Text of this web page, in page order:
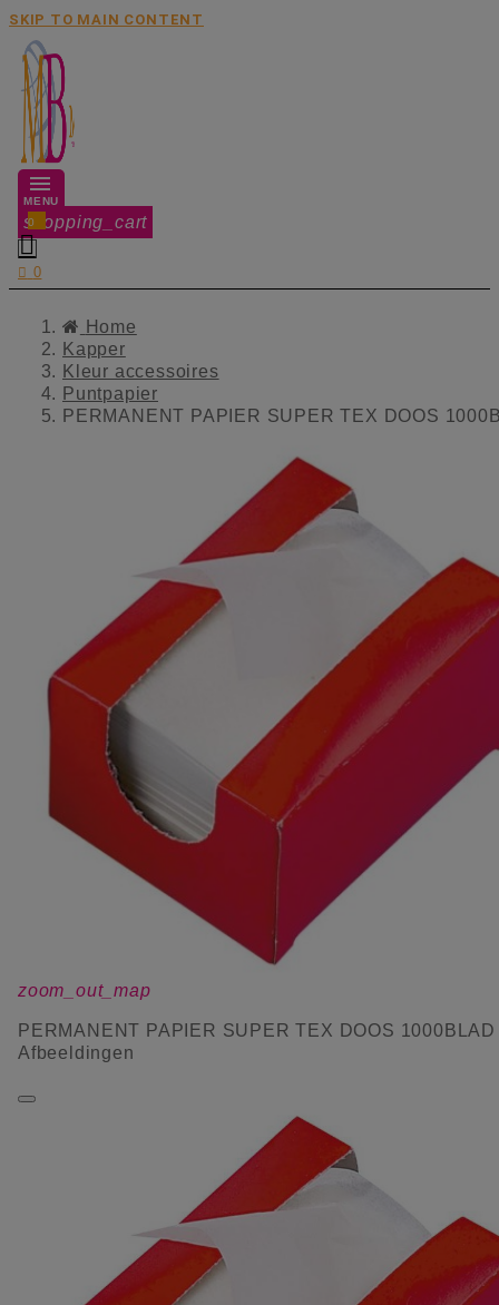
SKIP TO MAIN CONTENT
MENU
shopping_cart
0

 0
Home
Kapper
Kleur accessoires
Puntpapier
PERMANENT PAPIER SUPER TEX DOOS
zoom_out_map
PERMANENT PAPIER SUPER TEX DOOS 1000BLAD
Afbeeldingen